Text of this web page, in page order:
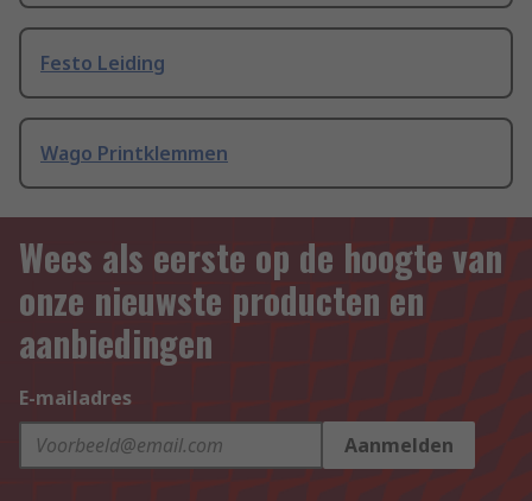
Festo Leiding
Wago Printklemmen
Wees als eerste op de hoogte van
onze nieuwste producten en
aanbiedingen
E-mailadres
Aanmelden